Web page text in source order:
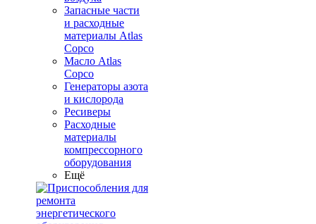
Запасные части
и расходные
материалы Atlas
Copco
Масло Atlas
Copco
Генераторы азота
и кислорода
Ресиверы
Расходные
материалы
компрессорного
оборудования
Ещё